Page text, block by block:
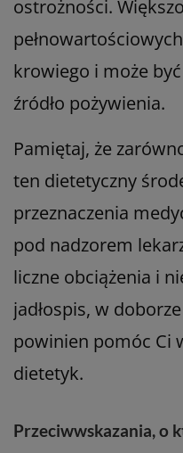
ostrożności.
krowiego i może
źródło pożywienia.
Pamiętaj, że
ten dietetyczny
przeznaczenia
pod nadzorem
liczne obciążenia i
jadłospis, w
powinien pomóc Ci
dietetyk.
Przeciwwskazania, o